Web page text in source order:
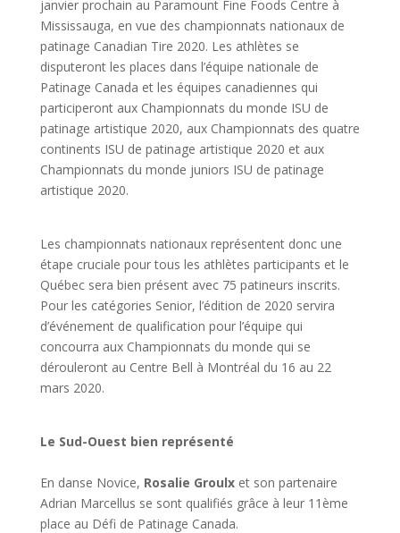
janvier prochain au Paramount Fine Foods Centre à
Mississauga, en vue des championnats nationaux de
patinage Canadian Tire 2020. Les athlètes se
disputeront les places dans l’équipe nationale de
Patinage Canada et les équipes canadiennes qui
participeront aux Championnats du monde ISU de
patinage artistique 2020, aux Championnats des quatre
continents ISU de patinage artistique 2020 et aux
Championnats du monde juniors ISU de patinage
artistique 2020.
Les championnats nationaux représentent donc une
étape cruciale pour tous les athlètes participants et le
Québec sera bien présent avec 75 patineurs inscrits.
Pour les catégories Senior, l’édition de 2020 servira
d’événement de qualification pour l’équipe qui
concourra aux Championnats du monde qui se
dérouleront au Centre Bell à Montréal du 16 au 22
mars 2020.
Le Sud-Ouest bien représenté
En danse Novice, Rosalie Groulxet son partenaire
Adrian Marcellus se sont qualifiés grâce à leur 11ème
place au Défi de Patinage Canada.